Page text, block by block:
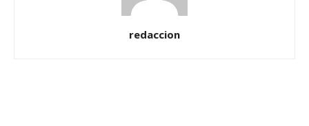
redaccion